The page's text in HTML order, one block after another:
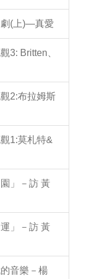
劇(上)—真愛
3: Britten、
2:布拉姆斯
1:莫札特&
」－訪 黃
」－訪 黃
音樂－楊